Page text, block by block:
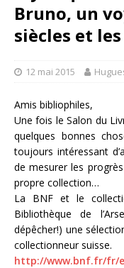
Bruno, un
siècles et
12 mai 2015
Amis bibliophiles,
Une fois le Salon du
quelques bonnes
toujours intéressant
de mesurer les
propre collection…
La BNF et le
Bibliothèque de
dépêcher!) une
collectionneur suisse.
http://www.bnf.fr/fr/